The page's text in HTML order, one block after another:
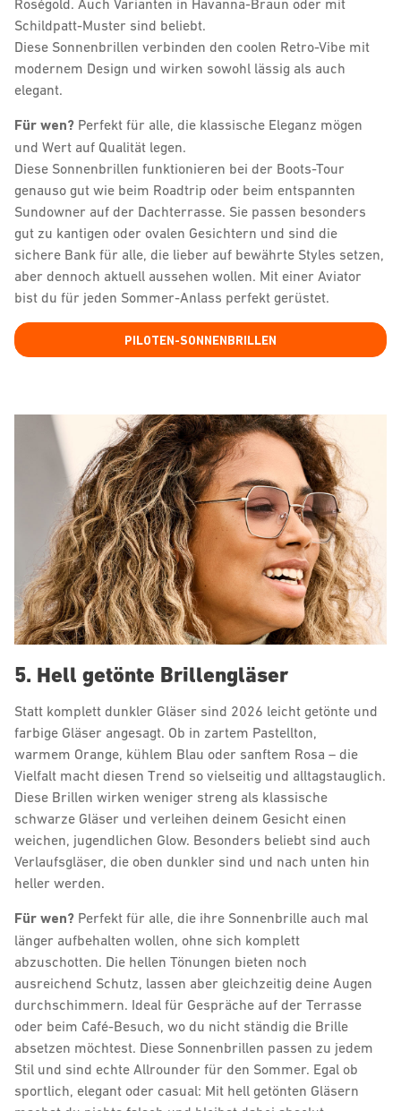
Schildpatt-Muster sind beliebt.
Diese Sonnenbrillen verbinden den coolen Retro-Vibe mit
modernem Design und wirken sowohl lässig als auch
elegant.
Für wen? Perfekt für alle, die klassische Eleganz mögen
und Wert auf Qualität legen.
Diese Sonnenbrillen funktionieren bei der Boots-Tour
genauso gut wie beim Roadtrip oder beim entspannten
Sundowner auf der Dachterrasse. Sie passen besonders
gut zu kantigen oder ovalen Gesichtern und sind die
sichere Bank für alle, die lieber auf bewährte Styles setzen,
aber dennoch aktuell aussehen wollen. Mit einer Aviator
bist du für jeden Sommer-Anlass perfekt gerüstet.
PILOTEN-SONNENBRILLEN
5. Hell getönte Brillengläser
Statt komplett dunkler Gläser sind 2026 leicht getönte und
farbige Gläser angesagt. Ob in zartem Pastellton,
warmem Orange, kühlem Blau oder sanftem Rosa – die
Vielfalt macht diesen Trend so vielseitig und alltagstauglich.
Diese Brillen wirken weniger streng als klassische
schwarze Gläser und verleihen deinem Gesicht einen
weichen, jugendlichen Glow. Besonders beliebt sind auch
Verlaufsgläser, die oben dunkler sind und nach unten hin
heller werden.
Für wen? Perfekt für alle, die ihre Sonnenbrille auch mal
länger aufbehalten wollen, ohne sich komplett
abzuschotten. Die hellen Tönungen bieten noch
ausreichend Schutz, lassen aber gleichzeitig deine Augen
durchschimmern. Ideal für Gespräche auf der Terrasse
oder beim Café-Besuch, wo du nicht ständig die Brille
absetzen möchtest. Diese Sonnenbrillen passen zu jedem
Stil und sind echte Allrounder für den Sommer. Egal ob
sportlich, elegant oder casual: Mit hell getönten Gläsern